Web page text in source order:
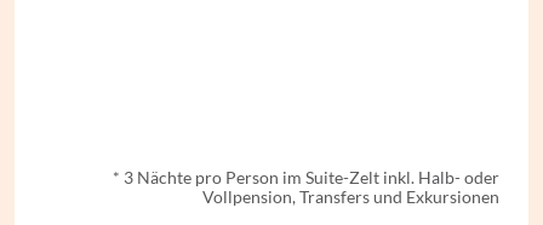
* 3 Nächte pro Person im Suite-Zelt inkl. Halb- oder
Vollpension, Transfers und Exkursionen